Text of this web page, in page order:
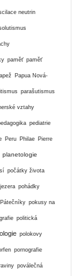
neutrin
paměť paměť
Papua Nová-
parašutismus
vztahy
pediatrie
Peru Philae Pierre
planetologie
počátky života
pohádky
pokusy na
politická
polokovy
pornografie
poválečná